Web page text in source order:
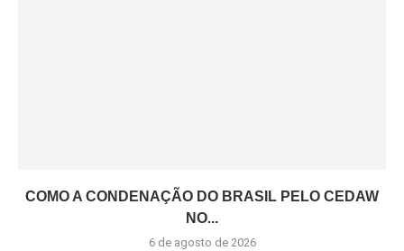
COMO A CONDENAÇÃO DO BRASIL PELO CEDAW
NO...
6 de agosto de 2026